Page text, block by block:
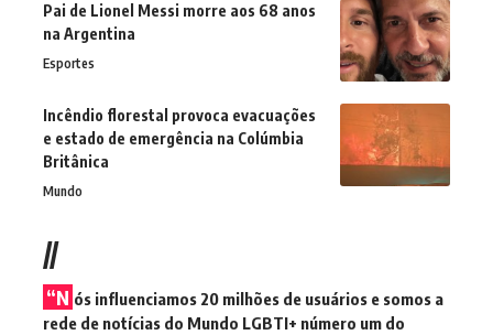
Pai de Lionel Messi morre aos 68 anos
na Argentina
Esportes
Incêndio florestal provoca evacuações
e estado de emergência na Colúmbia
Britânica
Mundo
//
“N ós influenciamos 20 milhões de usuários e somos a
rede de notícias do Mundo LGBTI+ número um do